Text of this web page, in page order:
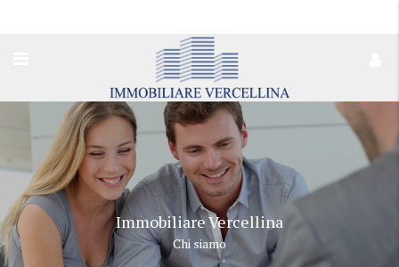
Immobiliare Vercellina
Chi siamo